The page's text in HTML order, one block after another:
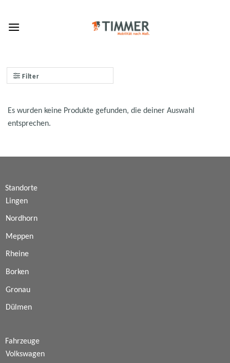
content
Filter
Es wurden keine Produkte gefunden, die deiner Auswahl
entsprechen.
Standorte
Lingen
Nordhorn
Meppen
Rheine
Borken
Gronau
Dülmen
Fahrzeuge
Volkswagen